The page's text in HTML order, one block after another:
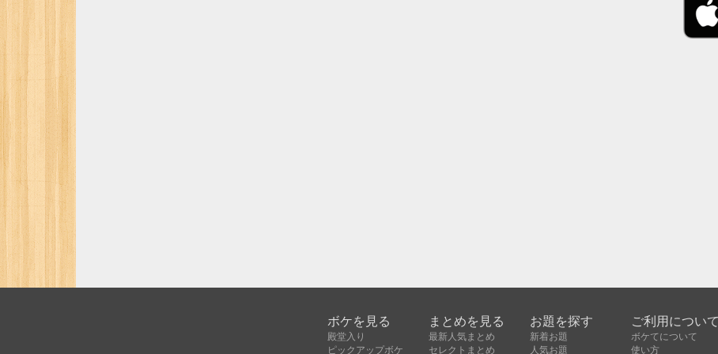
ボケを見る
殿堂入り
ピックアップボケ
まとめを見る
最新人気まとめ
セレクトまとめ
お題を探す
新着お題
人気お題
ご利用について
ボケてについて
使い方